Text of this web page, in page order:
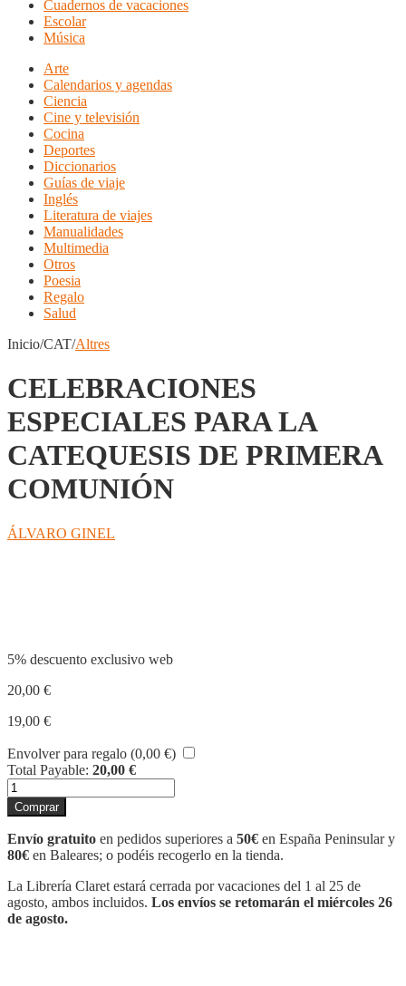
Cuadernos de vacaciones
Escolar
Música
Arte
Calendarios y agendas
Ciencia
Cine y televisión
Cocina
Deportes
Diccionarios
Guías de viaje
Inglés
Literatura de viajes
Manualidades
Multimedia
Otros
Poesia
Regalo
Salud
Inicio/CAT/Altres
CELEBRACIONES
ESPECIALES PARA LA
CATEQUESIS DE PRIMERA
COMUNIÓN
ÁLVARO GINEL
5% descuento exclusivo web
20,00 €
19,00 €
Envolver para regalo (0,00 €)
Total Payable: 20,00 €
CELEBRACIONES
ESPECIALES
PARA
LA
CATEQUESIS
PRIMERA
COMUNIÓN
cantidad
Comprar
Envío gratuito en pedidos superiores a 50€ en España Peninsular y
80€ en Baleares; o podéis recogerlo en la tienda.
La Librería Claret estará cerrada por vacaciones del 1 al 25 de
agosto, ambos incluidos. Los envíos se retomarán el miércoles 26
de agosto.